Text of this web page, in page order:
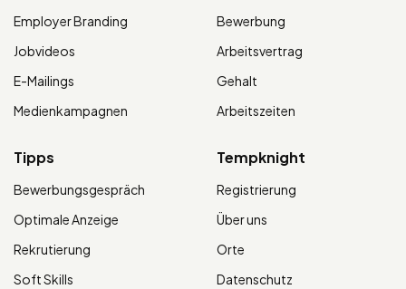
Employer Branding
Jobvideos
E-Mailings
Medienkampagnen
Bewerbung
Arbeitsvertrag
Gehalt
Arbeitszeiten
Tipps
Bewerbungsgespräch
Optimale Anzeige
Rekrutierung
Soft Skills
Tempknight
Registrierung
Über uns
Orte
Datenschutz